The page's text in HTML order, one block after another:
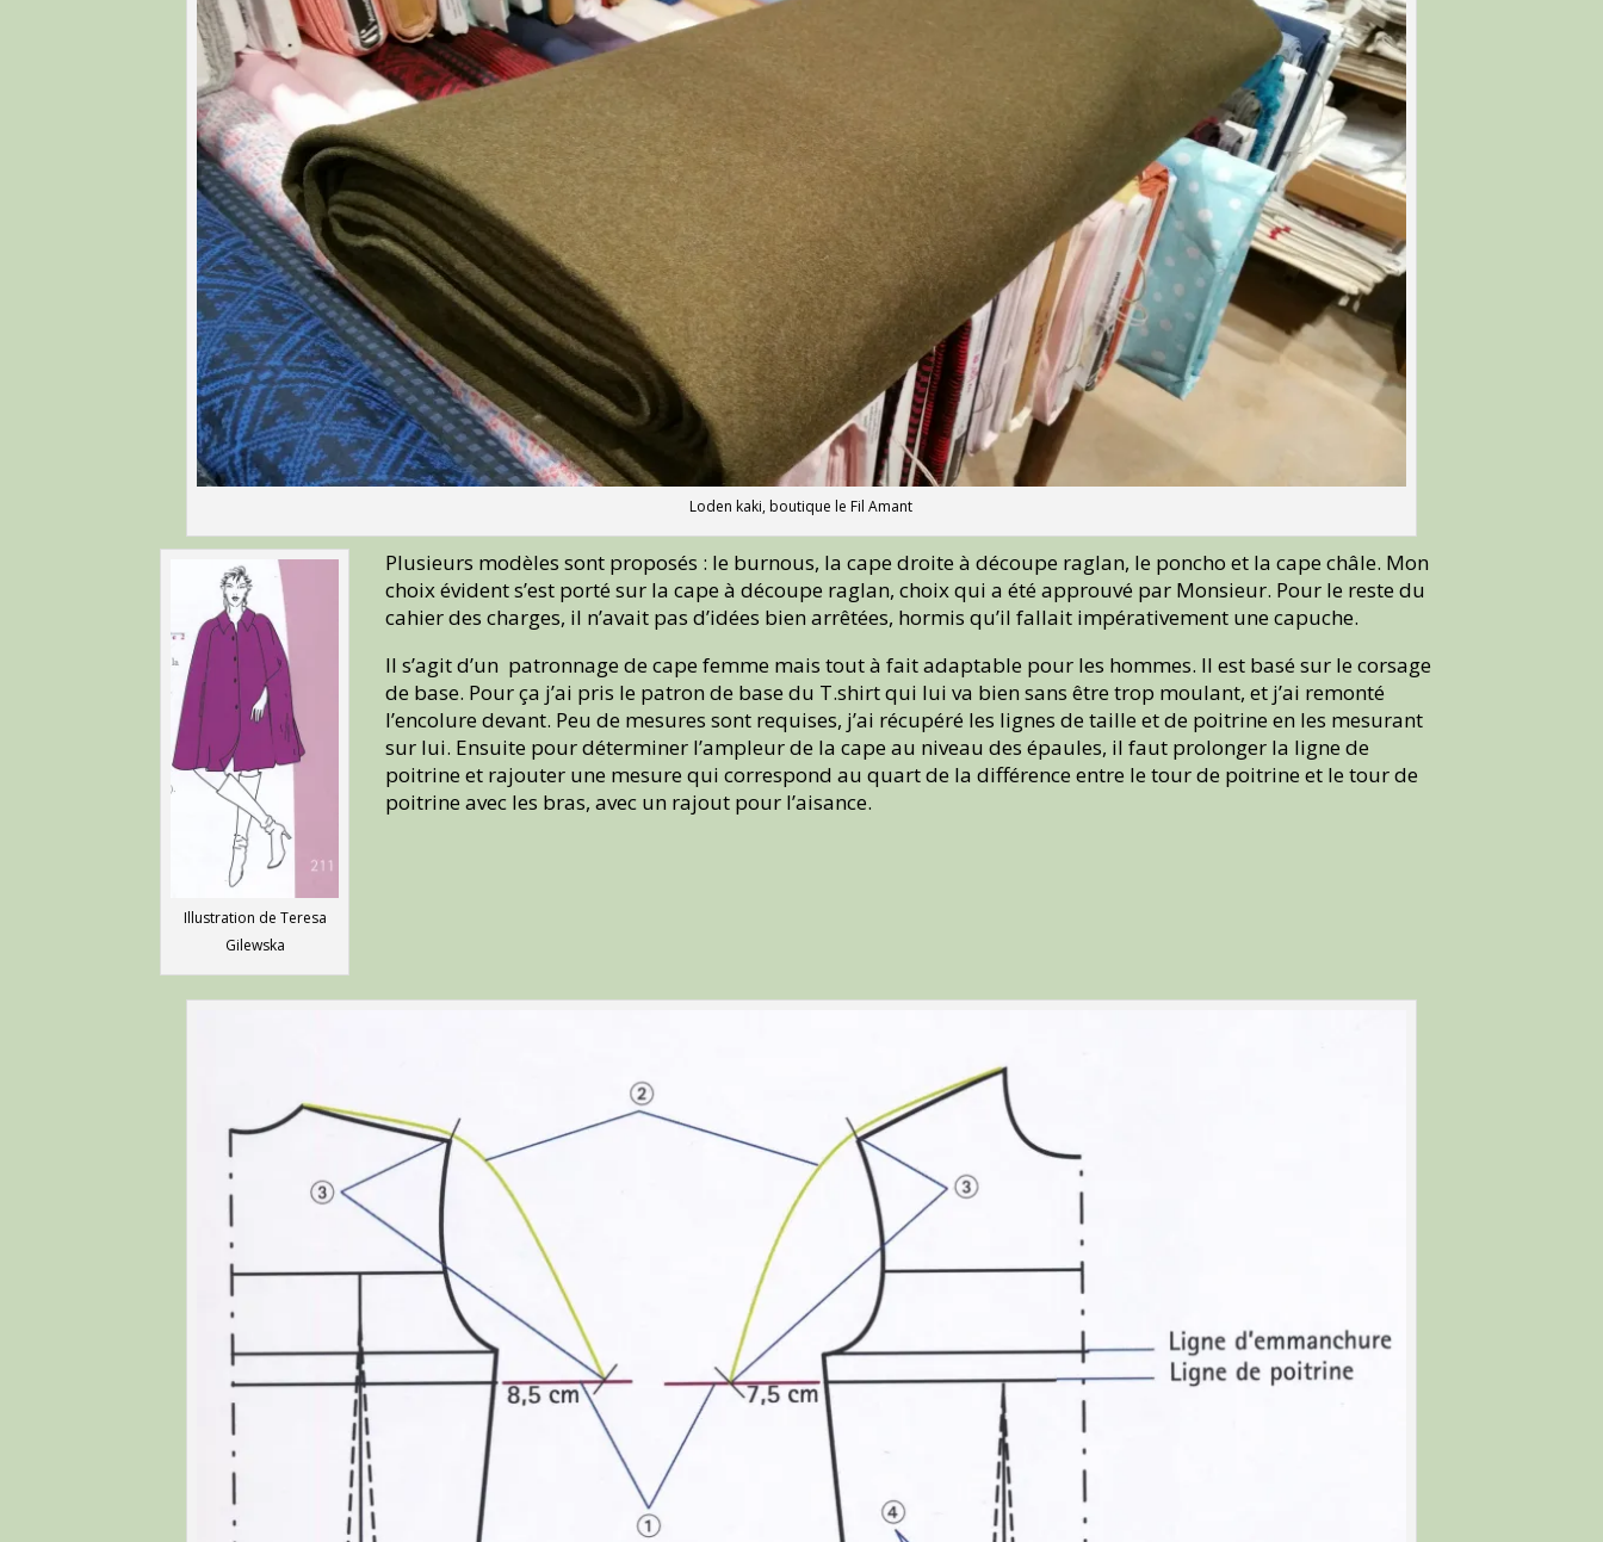
Loden kaki, boutique le Fil Amant
Illustration de Teresa
Gilewska
Plusieurs modèles sont proposés : le burnous, la cape droite à découpe raglan, le poncho et la cape châle. Mon
choix évident s’est porté sur la cape à découpe raglan, choix qui a été approuvé par Monsieur. Pour le reste du
cahier des charges, il n’avait pas d’idées bien arrêtées, hormis qu’il fallait impérativement une capuche.
Il s’agit d’un patronnage de cape femme mais tout à fait adaptable pour les hommes. Il est basé sur le corsage
de base. Pour ça j’ai pris le patron de base du T.shirt qui lui va bien sans être trop moulant, et j’ai remonté
l’encolure devant. Peu de mesures sont requises, j’ai récupéré les lignes de taille et de poitrine en les mesurant
sur lui. Ensuite pour déterminer l’ampleur de la cape au niveau des épaules, il faut prolonger la ligne de
poitrine et rajouter une mesure qui correspond au quart de la différence entre le tour de poitrine et le tour de
poitrine avec les bras, avec un rajout pour l’aisance.